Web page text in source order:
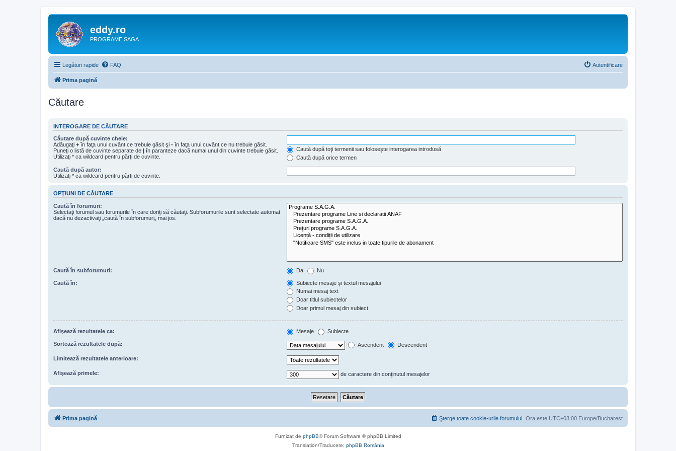
eddy.ro
PROGRAME SAGA
Legături rapide FAQ Autentificare
Prima pagină
Căutare
INTEROGARE DE CĂUTARE
Căutare după cuvinte cheie:
Adăugaţi + în faţa unui cuvânt ce trebuie găsit şi - în faţa unui cuvânt ce nu trebuie găsit.
Puneţi o listă de cuvinte separate de | în paranteze dacă numai unul din cuvinte trebuie găsit.
Utilizaţi * ca wildcard pentru părţi de cuvinte.
Caută după toţi termenii sau foloseşte interogarea introdusă
Caută după orice termen
Caută după autor:
Utilizaţi * ca wildcard pentru părţi de cuvinte.
OPŢIUNI DE CĂUTARE
Caută în forumuri:
Selectaţi forumul sau forumurile în care doriţi să căutaţi. Subforumurile sunt selectate automat
dacă nu dezactivaţi „caută în subforumuri„ mai jos.
Caută în subforumuri: Da Nu
Caută în:
Subiecte mesaje şi textul mesajului
Numai mesaj text
Doar titlul subiectelor
Doar primul mesaj din subiect
Afişează rezultatele ca: Mesaje Subiecte
Sortează rezultatele după: Ascendent Descendent
Limitează rezultatele anterioare:
Afişează primele: de caractere din conţinutul mesajelor
Prima pagină Ora este UTC+03:00 Europe/Bucharest
Şterge toate cookie-urile forumului
Furnizat de phpBB® Forum Software © phpBB Limited
Translation/Traducere: phpBB România